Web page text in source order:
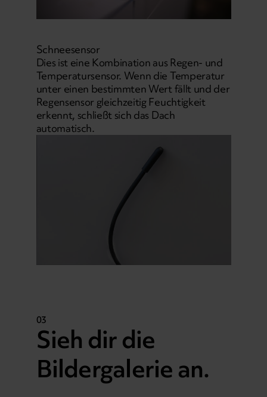
Schneesensor
Dies ist eine Kombination aus Regen- und
Temperatursensor. Wenn die Temperatur
unter einen bestimmten Wert fällt und der
Regensensor gleichzeitig Feuchtigkeit
erkennt, schließt sich das Dach
automatisch.
03
Sieh dir die
Bildergalerie an.